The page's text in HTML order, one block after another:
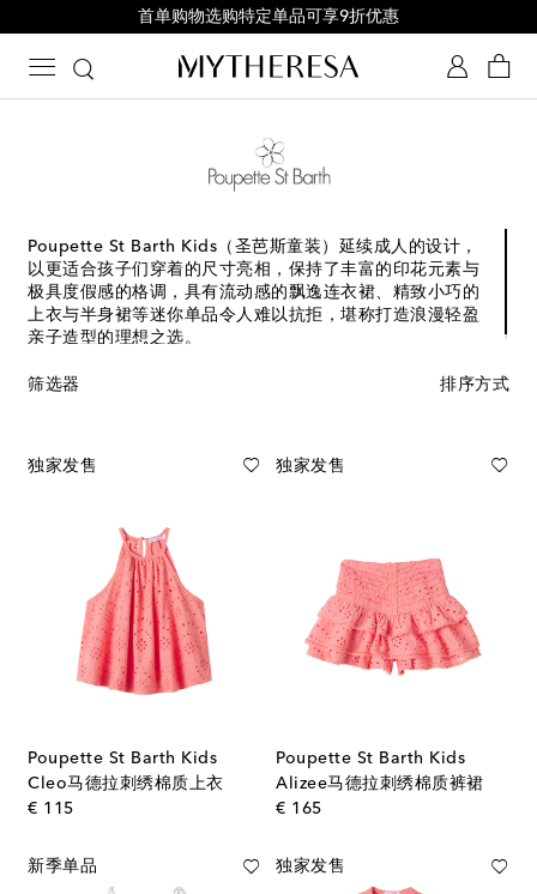
首单购物选购特定单品可享9折优惠
Poupette St Barth Kids（圣芭斯童装）延续成人的设计，
以更适合孩子们穿着的尺寸亮相，保持了丰富的印花元素与
极具度假感的格调，具有流动感的飘逸连衣裙、精致小巧的
上衣与半身裙等迷你单品令人难以抗拒，堪称打造浪漫轻盈
亲子造型的理想之选。
筛选器 排序方式
独家发售
Poupette St Barth Kids
Cleo马德拉刺绣棉质上衣
€ 115original price
独家发售
Poupette St Barth Kids
Alizee马德拉刺绣棉质裤裙
€ 165original price
新季单品 独家发售